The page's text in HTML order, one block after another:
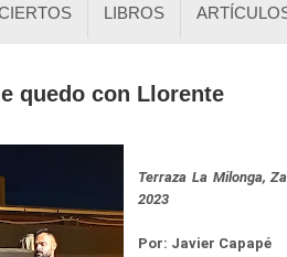
LIBROS
quedo con Llorente
Terraza La Milonga,
2023
Por: Javier Capapé